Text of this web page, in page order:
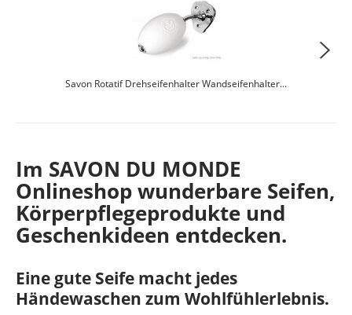
Savon Rotatif Drehseifenhalter Wandseifenhalter...
Im SAVON DU MONDE
Onlineshop wunderbare Seifen,
Körperpflegeprodukte und
Geschenkideen entdecken.
Eine gute Seife macht jedes
Händewaschen zum Wohlfühlerlebnis.